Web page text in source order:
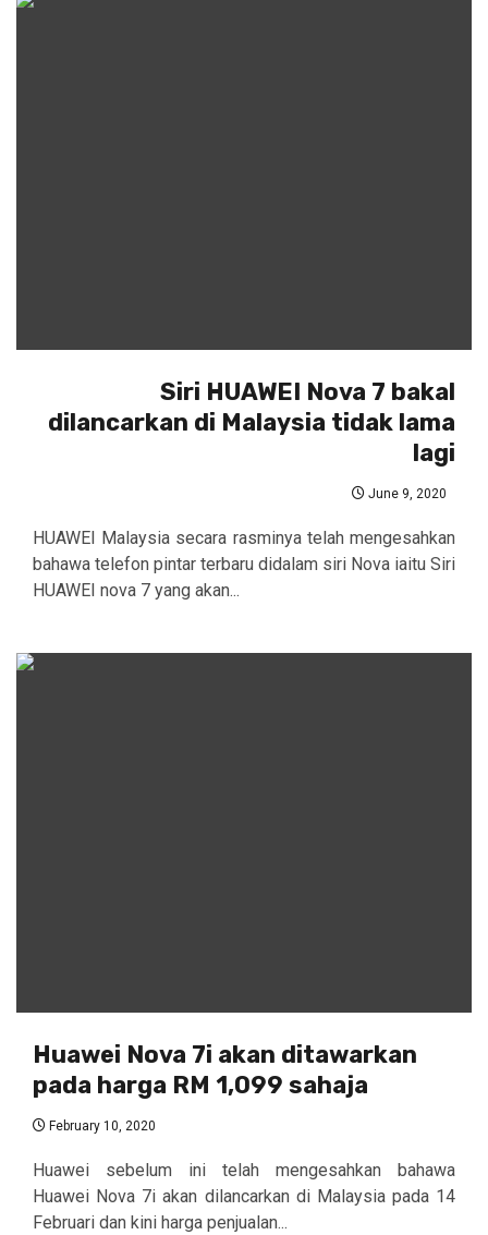
Siri HUAWEI Nova 7 bakal
dilancarkan di Malaysia tidak lama
lagi
June 9, 2020
HUAWEI Malaysia secara rasminya telah mengesahkan
bahawa telefon pintar terbaru didalam siri Nova iaitu Siri
HUAWEI nova 7 yang akan...
Huawei Nova 7i akan ditawarkan
pada harga RM 1,099 sahaja
February 10, 2020
Huawei sebelum ini telah mengesahkan bahawa
Huawei Nova 7i akan dilancarkan di Malaysia pada 14
Februari dan kini harga penjualan...